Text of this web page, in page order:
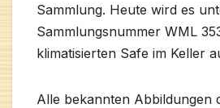
Sammlung. Heute wird es
Sammlungsnummer WML
klimatisierten Safe im Keller
Alle bekannten Abbildungen